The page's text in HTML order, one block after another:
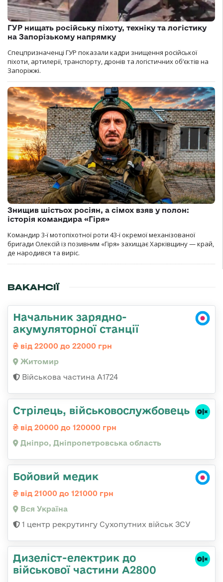
ГУР нищать російську піхоту, техніку та логістику
на Запорізькому напрямку
Спецпризначенці ГУР показали кадри знищення російської
піхоти, артилерії, транспорту, дронів та логістичних об’єктів на
Запоріжжі.
Знищив шістьох росіян, а сімох взяв у полон:
історія командира «Гіря»
Командир 3-ї мотопіхотної роти 43-ї окремої механізованої
бригади Олексій із позивним «Гіря» захищає Харківщину — край,
де народився та виріс.
ВАКАНСІЇ
Начальник зарядно-
акумуляторної станції
від 22000 до 22000 грн
Житомир
Військова частина А1724
Стрілець, військовослужбовець
від 20000 до 120000 грн
Дніпро, Дніпропетровська область
Бойовий медик
від 21000 до 121000 грн
Вся Україна
1 центр рекрутингу Сухопутних військ ЗСУ
Дизеліст-електрик до
військової частини А2800